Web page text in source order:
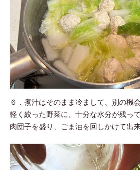
６．煮汁はそのまま冷まして、別の機
軽く絞った野菜に、十分な水分が残っ
肉団子を盛り、ごま油を回しかけて出来